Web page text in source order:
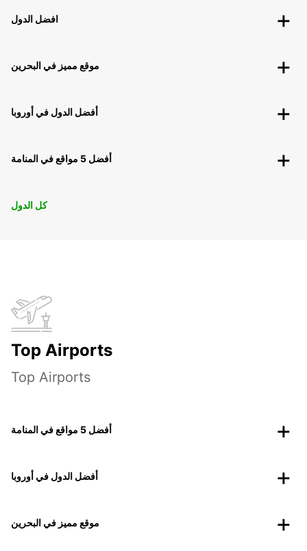
افضل الدول
موقع مميز في البحرين
أفضل الدول في أوروبا
أفضل 5 مواقع في المنامة
كل الدول
Top Airports
Top Airports
أفضل 5 مواقع في المنامة
أفضل الدول في أوروبا
موقع مميز في البحرين